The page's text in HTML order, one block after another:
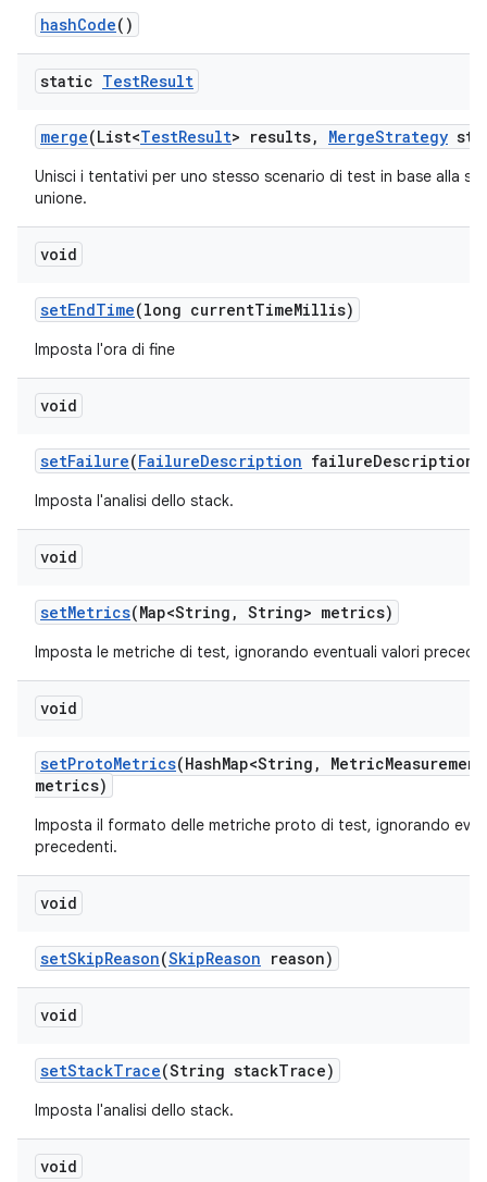
hashCode()
static TestResult
merge(List<TestResult> results, MergeStrategy
Unisci i tentativi per uno stesso scenario di test in base alla
unione.
void
setEndTime(long currentTimeMillis)
Imposta l'ora di fine
void
setFailure(FailureDescription failureDescription)
Imposta l'analisi dello stack.
void
setMetrics(Map<String , String> metrics)
Imposta le metriche di test, ignorando eventuali valori
void
setProtoMetrics(HashMap<String , MetricMeasurement
metrics)
Imposta il formato delle metriche proto di test, ignorando
precedenti.
void
setSkipReason(SkipReason reason)
void
setStackTrace(String stackTrace)
Imposta l'analisi dello stack.
void